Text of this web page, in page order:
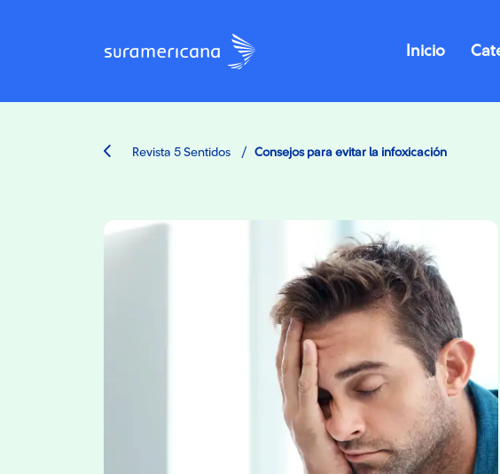
Inicio
Revista 5 Sentidos / Consejos para evitar la infoxicación